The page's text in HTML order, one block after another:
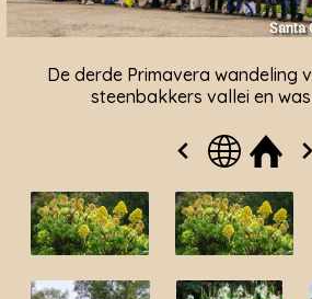
Santa
De derde Primavera wandeling
steenbakkers vallei en was